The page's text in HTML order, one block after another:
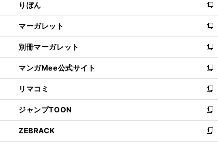
く
で
開
く
ド
ウ
で
開
く
ィ
ン
ド
ウ
で
開
く
りぼん
新
し
い
ウ
ィ
ン
ド
ウ
で
開
く
マーガレット
新
し
い
ウ
ィ
ン
ド
ウ
で
開
く
別冊マーガレット
新
し
い
ウ
ィ
ン
ド
ウ
で
開
マンガMee公式サイト
新
し
い
ウ
ィ
ン
ド
ウ
リマコミ
新
し
い
ウ
ィ
ン
ジャンプTOON
新
し
い
ZEBRACK
新